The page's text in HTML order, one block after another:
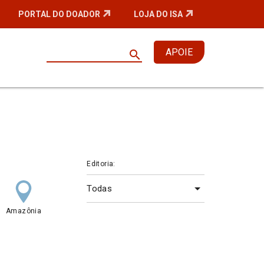
PORTAL DO DOADOR LOJA DO ISA
search APOIE
Amazônia
Editoria: